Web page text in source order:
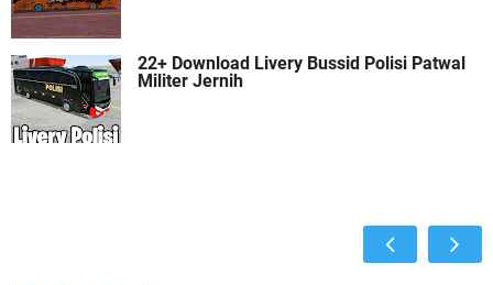
22+ Download Livery Bussid Polisi Patwal
Militer Jernih